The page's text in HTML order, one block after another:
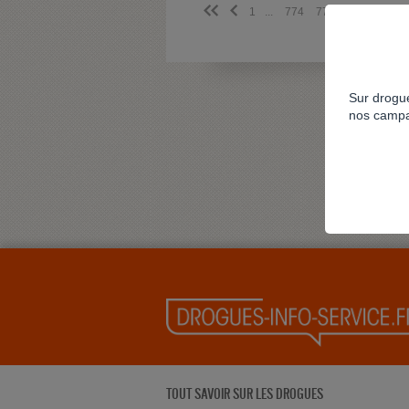
<< < 1 774 775
TOUT SAVOIR SUR LES DROGUES
Sur
nos